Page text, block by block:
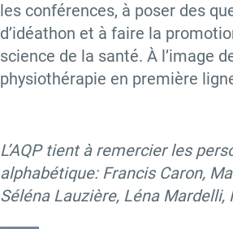
les conférences, à poser des
d’idéathon et à faire la
science de la santé. À l’image
physiothérapie en première
L’AQP tient à remercier les
alphabétique: Francis Caron,
Séléna Lauzière, Léna